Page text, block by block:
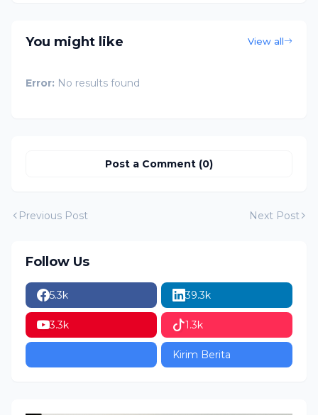
You might like View all
Error: No results found
Post a Comment (0)
Previous Post Next Post
Follow Us
5.3k 39.3k
3.3k 1.3k
Kirim Berita